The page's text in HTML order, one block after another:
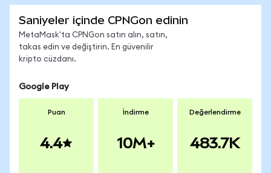
Saniyeler içinde CPNGon edinin
MetaMask'ta CPNGon satın alın, satın,
takas edin ve değiştirin. En güvenilir
kripto cüzdanı.
Google Play
Puan
4.4
İndirme
10M+
Değerlendirme
483.7K